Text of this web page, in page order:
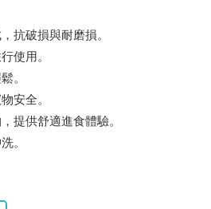
抗破損與耐磨損。
使用。
。
安全。
提供舒適進食體驗。
。